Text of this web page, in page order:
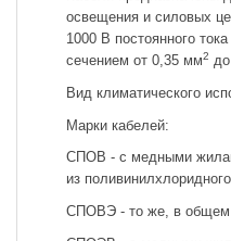
освещения и силовых
1000 В постоянного
сечением от 0,35 мм2
Вид климатического
Марки кабелей:
СПОВ - с медными
из
СПОВЭ - то же, в общем